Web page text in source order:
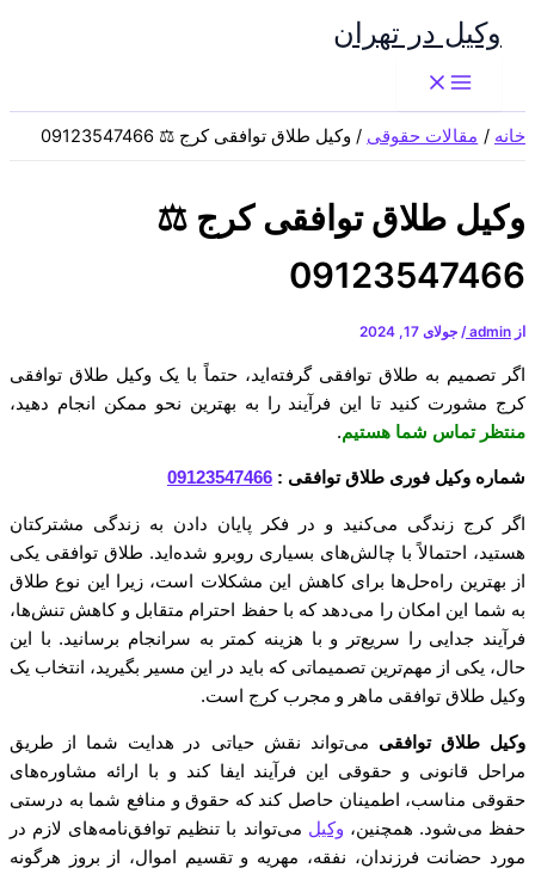
وکیل در تهران
خانه مقالات حقوقی وکیل طلاق توافقی کرج ⚖️ 09123547466
وکیل طلاق توافقی کرج ⚖️
09123547466
از admin
/ جولای 17, 2024
اگر تصمیم به طلاق توافقی گرفته‌اید، حتماً با یک وکیل طلاق توافقی
کرج مشورت کنید تا این فرآیند را به بهترین نحو ممکن انجام دهید،
منتظر تماس شما هستیم.
شماره وکیل فوری طلاق توافقی : 09123547466
اگر کرج زندگی می‌کنید و در فکر پایان دادن به زندگی مشترکتان
هستید، احتمالاً با چالش‌های بسیاری روبرو شده‌اید. طلاق توافقی یکی
از بهترین راه‌حل‌ها برای کاهش این مشکلات است، زیرا این نوع طلاق
به شما این امکان را می‌دهد که با حفظ احترام متقابل و کاهش تنش‌ها،
فرآیند جدایی را سریع‌تر و با هزینه کمتر به سرانجام برسانید. با این
حال، یکی از مهم‌ترین تصمیماتی که باید در این مسیر بگیرید، انتخاب یک
وکیل طلاق توافقی ماهر و مجرب کرج است.
وکیل طلاق توافقی می‌تواند نقش حیاتی در هدایت شما از طریق
مراحل قانونی و حقوقی این فرآیند ایفا کند و با ارائه مشاوره‌های
حقوقی مناسب، اطمینان حاصل کند که حقوق و منافع شما به درستی
حفظ می‌شود. همچنین، وکیل می‌تواند با تنظیم توافق‌نامه‌های لازم در
مورد حضانت فرزندان، نفقه، مهریه و تقسیم اموال، از بروز هرگونه